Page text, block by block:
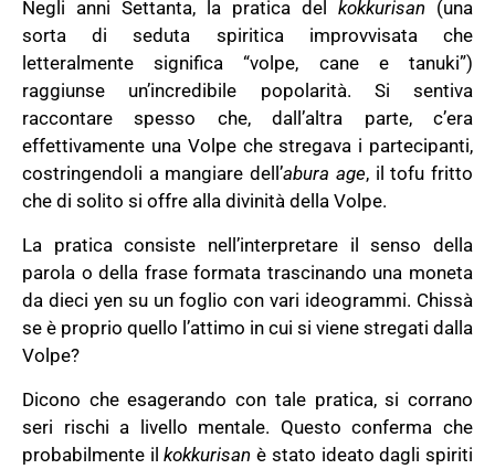
Negli anni Settanta, la pratica del kokkurisan (una
sorta di seduta spiritica improvvisata che
letteralmente significa “volpe, cane e tanuki”)
raggiunse un’incredibile popolarità. Si sentiva
raccontare spesso che, dall’altra parte, c’era
effettivamente una Volpe che stregava i partecipanti,
costringendoli a mangiare dell’abura age, il tofu fritto
che di solito si offre alla divinità della Volpe.
La pratica consiste nell’interpretare il senso della
parola o della frase formata trascinando una moneta
da dieci yen su un foglio con vari ideogrammi. Chissà
se è proprio quello l’attimo in cui si viene stregati dalla
Volpe?
Dicono che esagerando con tale pratica, si corrano
seri rischi a livello mentale. Questo conferma che
probabilmente ilkokkurisan è stato ideato dagli spiriti